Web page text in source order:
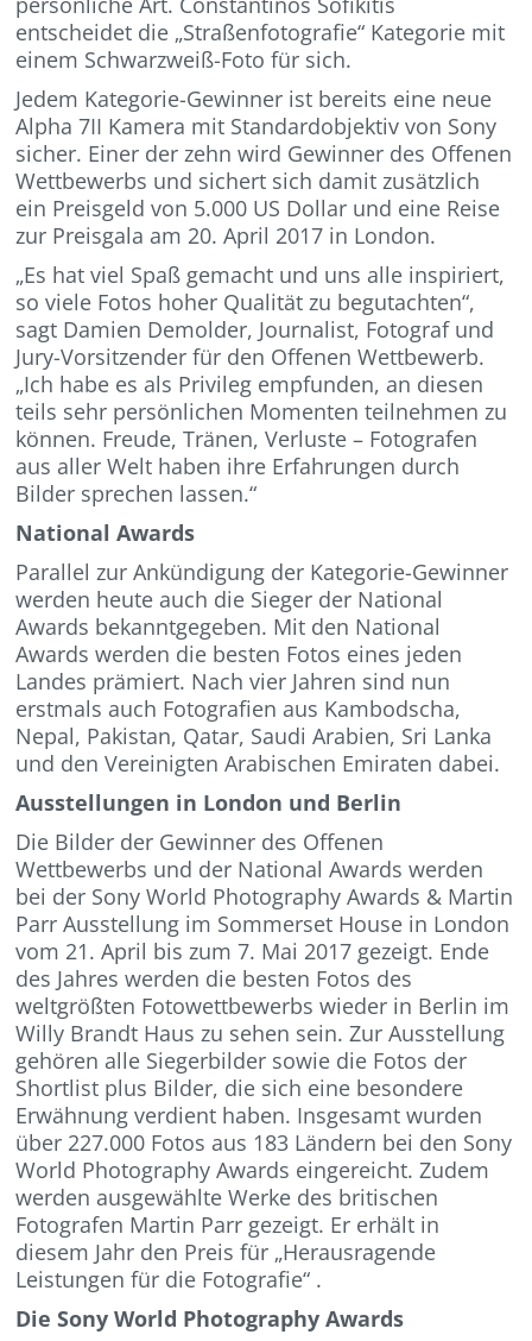
entscheidet die „Straßenfotografie“ Kategorie mit
einem Schwarzweiß-Foto für sich.
Jedem Kategorie-Gewinner ist bereits eine neue
Alpha 7II Kamera mit Standardobjektiv von Sony
sicher. Einer der zehn wird Gewinner des Offenen
Wettbewerbs und sichert sich damit zusätzlich
ein Preisgeld von 5.000 US Dollar und eine Reise
zur Preisgala am 20. April 2017 in London.
„Es hat viel Spaß gemacht und uns alle inspiriert,
so viele Fotos hoher Qualität zu begutachten“,
sagt Damien Demolder, Journalist, Fotograf und
Jury-Vorsitzender für den Offenen Wettbewerb.
„Ich habe es als Privileg empfunden, an diesen
teils sehr persönlichen Momenten teilnehmen zu
können. Freude, Tränen, Verluste – Fotografen
aus aller Welt haben ihre Erfahrungen durch
Bilder sprechen lassen.“
National Awards
Parallel zur Ankündigung der Kategorie-Gewinner
werden heute auch die Sieger der National
Awards bekanntgegeben. Mit den National
Awards werden die besten Fotos eines jeden
Landes prämiert. Nach vier Jahren sind nun
erstmals auch Fotografien aus Kambodscha,
Nepal, Pakistan, Qatar, Saudi Arabien, Sri Lanka
und den Vereinigten Arabischen Emiraten dabei.
Ausstellungen in London und Berlin
Die Bilder der Gewinner des Offenen
Wettbewerbs und der National Awards werden
bei der Sony World Photography Awards & Martin
Parr Ausstellung im Sommerset House in London
vom 21. April bis zum 7. Mai 2017 gezeigt. Ende
des Jahres werden die besten Fotos des
weltgrößten Fotowettbewerbs wieder in Berlin im
Willy Brandt Haus zu sehen sein. Zur Ausstellung
gehören alle Siegerbilder sowie die Fotos der
Shortlist plus Bilder, die sich eine besondere
Erwähnung verdient haben. Insgesamt wurden
über 227.000 Fotos aus 183 Ländern bei den Sony
World Photography Awards eingereicht. Zudem
werden ausgewählte Werke des britischen
Fotografen Martin Parr gezeigt. Er erhält in
diesem Jahr den Preis für „Herausragende
Leistungen für die Fotografie“ .
Die Sony World Photography Awards